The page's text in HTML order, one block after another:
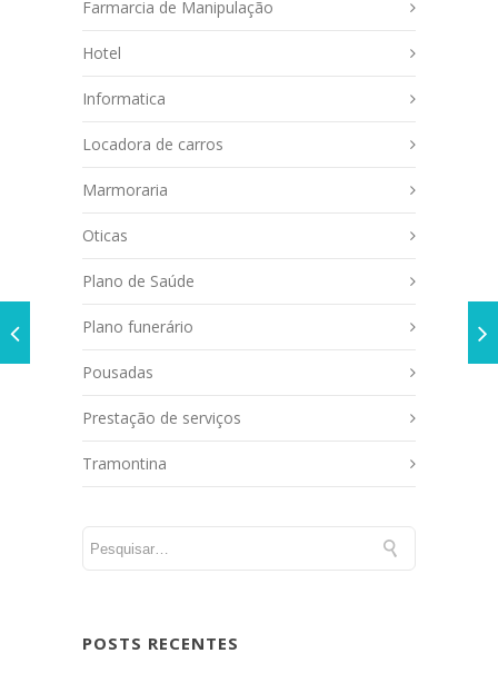
Farmarcia de Manipulação
Hotel
Informatica
Locadora de carros
Marmoraria
Oticas
Plano de Saúde
Plano funerário
Pousadas
Prestação de serviços
Tramontina
POSTS RECENTES